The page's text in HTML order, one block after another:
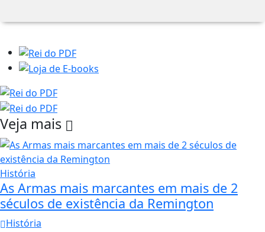
Veja mais
História
As Armas mais marcantes em mais de 2
séculos de existência da Remington
História